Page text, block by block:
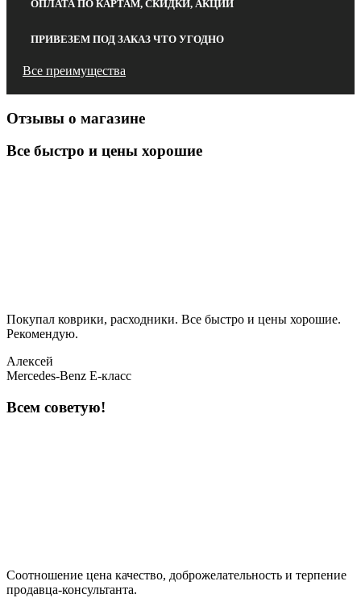
ОПЛАТА ПО КАРТАМ, СКИДКИ, АКЦИИ
ПРИВЕЗЕМ ПОД ЗАКАЗ ЧТО УГОДНО
Все преимущества
Отзывы о магазине
Все быстро и цены хорошие
Покупал коврики, расходники. Все быстро и цены хорошие.
Рекомендую.
Алексей
Mercedes-Benz E-класс
Всем советую!
Соотношение цена качество, доброжелательность и терпение
продавца-консультанта.